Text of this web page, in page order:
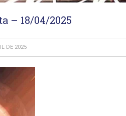
– 18/04/2025
DE 2025